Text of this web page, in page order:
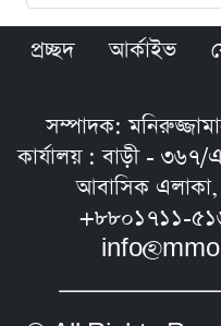
প্রচ্ছদ আর্কাইভ
সম্পাদক:
কার্যালয় : বাড়ী - ৩৬৭/
আবাসিক
+৮৮০১৭১১-